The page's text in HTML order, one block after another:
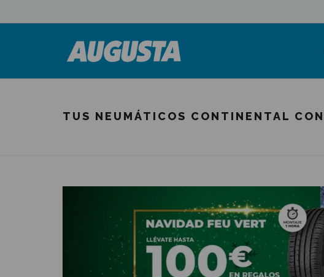
TUS NEUMÁTICOS CONTINENTAL